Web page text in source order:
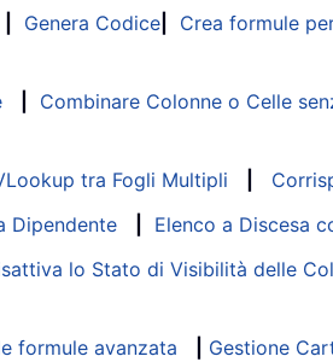
Genera Codice Crea formule
Combinare Colonne o Celle
tra Fogli Multipli
Dipendente Elenco a Discesa
lo Stato di Visibilità delle
formule avanzata
Gestione